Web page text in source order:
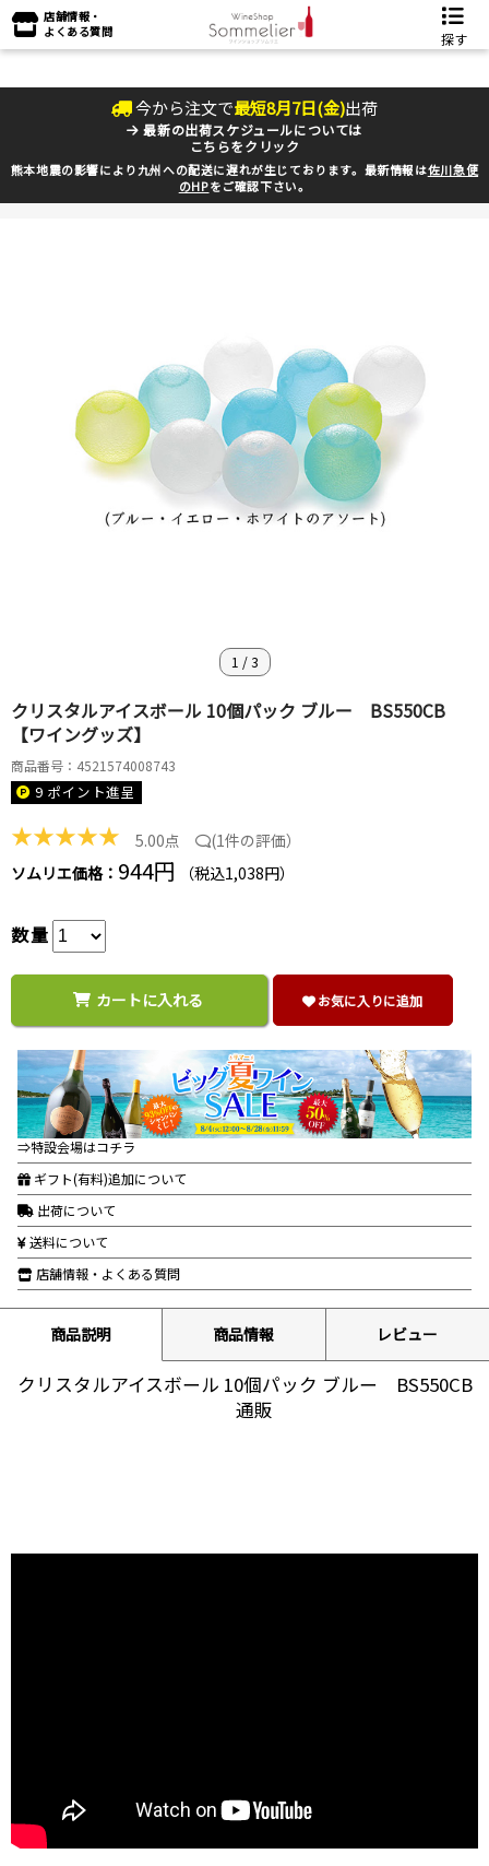
店舗情報・
よくある質問
探す
今から注文で最短8月7日(金)出荷
最新の出荷スケジュールについては
こちらをクリック
熊本地震の影響により九州への配送に遅れが生じております。最新情報は佐川急便
のHPをご確認下さい。
1 /3
クリスタルアイスボール 10個パック ブルー BS550CB
【ワイングッズ】
商品番号：4521574008743
9 ポイント進呈
★★★★★ 5.00点 (1件の評価）
ソムリエ価格： 944円 （税込1,038円）
数量
カートに入れる お気に入りに追加
⇒特設会場はコチラ
ギフト(有料)追加について
出荷について
送料について
店舗情報・よくある質問
商品説明 商品情報 レビュー
クリスタルアイスボール 10個パック ブルー BS550CB
通販